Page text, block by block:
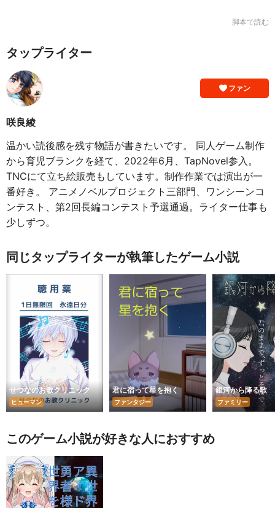
脚本で読む
タップライター
ファン
咲良綾
温かい読後感を残す物語が書きたいです。 同人ゲーム制作
から育児ブランクを経て、2022年6月、TapNovel参入。
TNCにて立ち絵販売もしています。制作作業では演出が一
番好き。 アニメノベルプロジェクト三部門、ワンシーンコ
ンテスト、第2回長編コンテスト予選通過。ライター仕事も
少しずつ。
同じタップライターが執筆したゲーム小説
せつなのお歌クリニック
ヒューマン
君に宿って星を抱く
ファンタジー
銀河から降る歌
ファミリー
このゲーム小説が好きな人におすすめ